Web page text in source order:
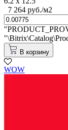
7 264 руб./м2
В корзину
WOW